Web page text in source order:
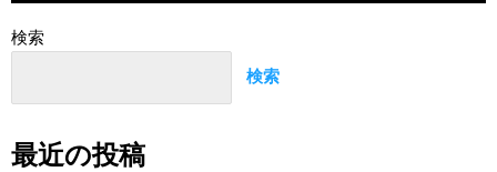
検索
検索
最近の投稿